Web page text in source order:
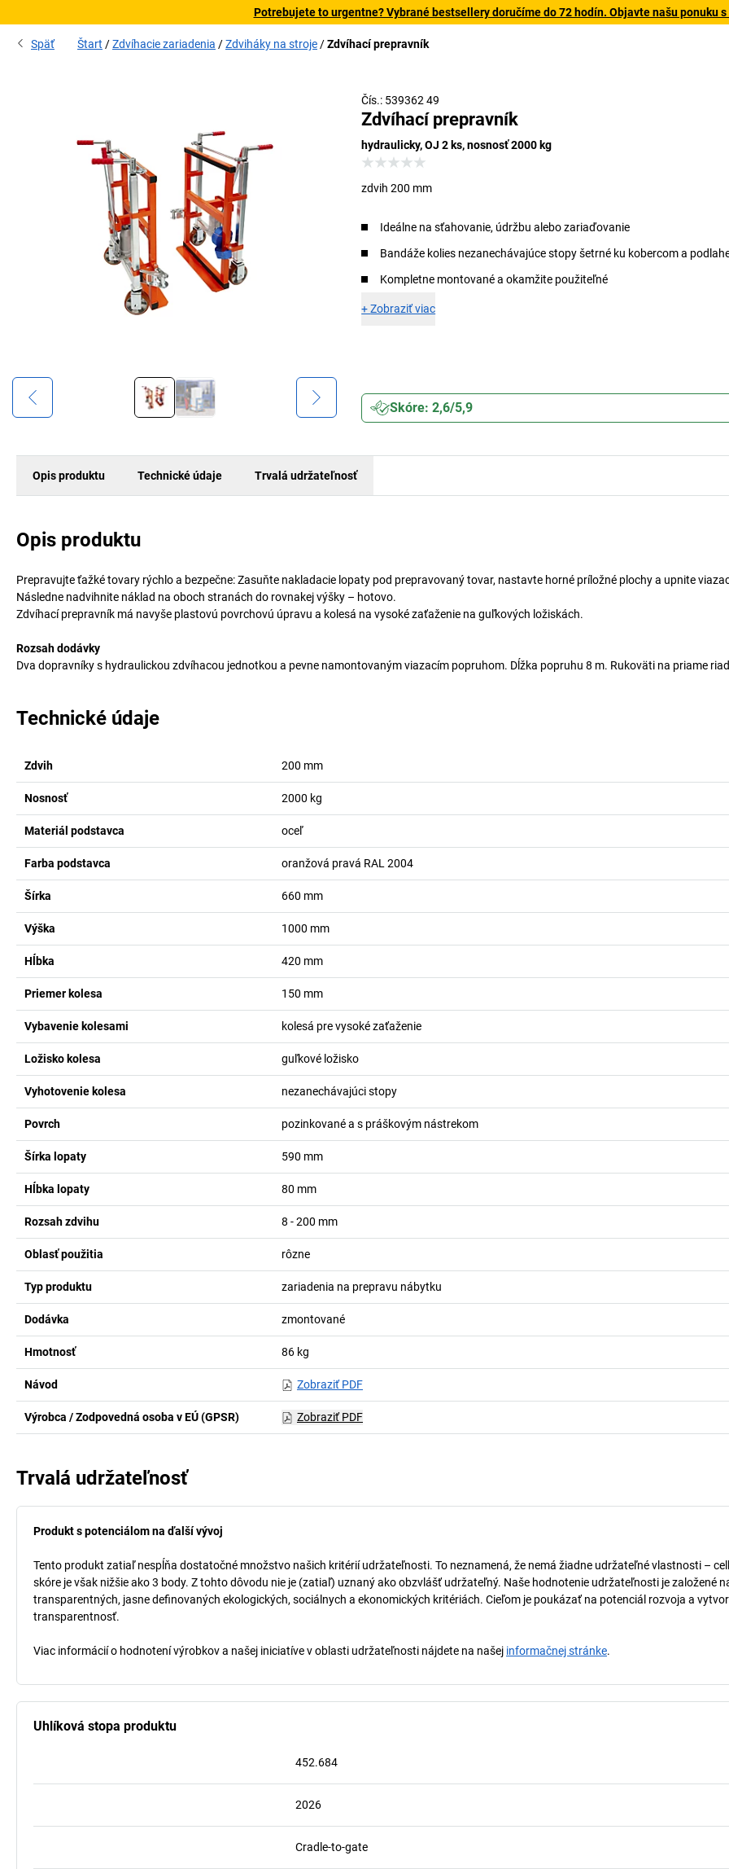
Potrebujete to urgentne? Vybrané bestsellery doručíme do 72 hodín. Objavte našu ponuku
Späť Štart Zdvíhacie zariadenia Zdviháky na stroje Zdvíhací prepravník
Čís.: 539362 49
Zdvíhací prepravník
hydraulicky, OJ 2 ks, nosnosť 2000 kg
zdvih 200 mm
Ideálne na sťahovanie, údržbu alebo zariaďovanie
Bandáže kolies nezanechávajúce stopy šetrné ku kobercom a
Kompletne montované a okamžite použiteľné
+Zobraziť viac
Skóre: 2,6/5,9
Opis produktu Technické údaje Trvalá udržateľnosť
Opis produktu
Prepravujte ťažké tovary rýchlo a bezpečne: Zasuňte nakladacie lopaty pod prepravovaný tovar, nastavte horné príložné plochy a upnite
Následne nadvihnite náklad na oboch stranách do rovnakej výšky – hotovo.
Zdvíhací prepravník má navyše plastovú povrchovú úpravu a kolesá na vysoké zaťaženie na guľkových ložiskách.
Rozsah dodávky
Dva dopravníky s hydraulickou zdvíhacou jednotkou a pevne namontovaným viazacím popruhom. Dĺžka popruhu 8 m. Rukoväti na priame
Technické údaje
Zdvih 200 mm
Nosnosť 2000 kg
Materiál podstavca oceľ
Farba podstavca oranžová pravá RAL 2004
Šírka 660 mm
Výška 1000 mm
Hĺbka 420 mm
Priemer kolesa 150 mm
Vybavenie kolesami kolesá pre vysoké zaťaženie
Ložisko kolesa guľkové ložisko
Vyhotovenie kolesa nezanechávajúci stopy
Povrch pozinkované a s práškovým nástrekom
Šírka lopaty 590 mm
Hĺbka lopaty 80 mm
Rozsah zdvihu 8 - 200 mm
Oblasť použitia rôzne
Typ produktu zariadenia na prepravu nábytku
Dodávka zmontované
Hmotnosť 86 kg
Návod Zobraziť PDF
Výrobca / Zodpovedná osoba v EÚ (GPSR) Zobraziť PDF
Trvalá udržateľnosť
Produkt s potenciálom na ďalší vývoj
Tento produkt zatiaľ nespĺňa dostatočné množstvo našich kritérií udržateľnosti. To neznamená, že nemá žiadne udržateľné vlastnosti –
skóre je však nižšie ako 3 body. Z tohto dôvodu nie je (zatiaľ) uznaný ako obzvlášť udržateľný. Naše hodnotenie udržateľnosti je založené
transparentných, jasne definovaných ekologických, sociálnych a ekonomických kritériách. Cieľom je poukázať na potenciál rozvoja a
transparentnosť.
Viac informácií o hodnotení výrobkov a našej iniciatíve v oblasti udržateľnosti nájdete na našej informačnej stránke.
Uhlíková stopa produktu
452.684
2026
Cradle-to-gate